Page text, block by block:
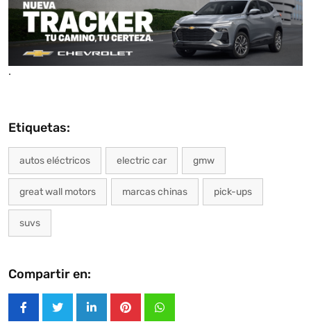
.
Etiquetas:
autos eléctricos electric car gmw
great wall motors marcas chinas pick-ups
suvs
Compartir en:
LinkedInPinterestWhatsapp